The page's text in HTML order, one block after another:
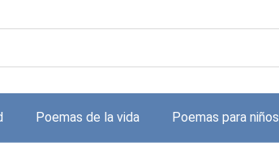
Poemas de la vida Poemas para niños